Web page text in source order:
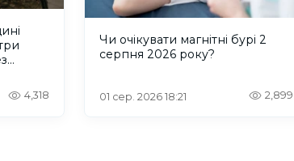
4,318
Чи очікувати магнітні бурі 2
серпня 2026 року?
01 сер. 2026 18:21 2,899